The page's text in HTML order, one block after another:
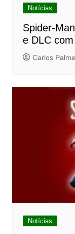
Notícias
Spider-
e DLC
Carlos
Notícias